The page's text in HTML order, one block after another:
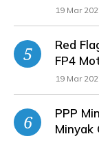
19 Mar
Red
FP4
19 Mar
PPP
Minyak